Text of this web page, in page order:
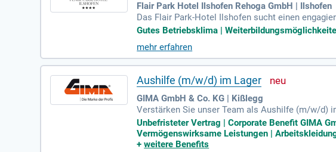
Flair Park Hotel Ilshofen Rehoga GmbH | Ilshofen
Das Flair Park-Hotel Ilshofen sucht einen
ungsgerechte Bezahlung, eine geregelte 5-Tage-
rstützung auf allen Posten sowie die
und sorgst für die Einhaltung höchster Hygiene-
gehobenen Gastronomie mit? Werde Teil eines
Gutes Betriebsklima |
mehr erfahren
Aushilfe (m/w/d) im Lager
GIMA GmbH & Co. KG | Kißlegg
Verstärken Sie unser Team als Aushilfe (m/w/d)
im Stuckateur-, Maler- und
em unbefristeten Beschäftigungsverhältnis. Ihre
enausgabe und -annahme. Nutzen Sie die
Unbefristeter Vertrag | Corporate Benefit GIMA
Vermögenswirksame Leistungen |
+weitere Benefits